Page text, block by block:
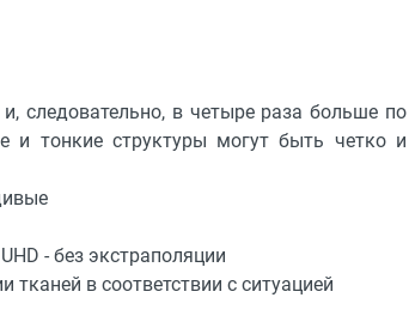
следовательно, в четыре раза больше по
и тонкие структуры могут быть четко и
- без экстраполяции
в соответствии с ситуацией